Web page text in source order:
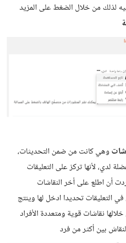
لذلك من خلال الضغط على المزيد
وهي كانت من ضمن التحديثات،
لدي، لأنها تركز على التعليقات
أن اطلع على أخر النقاشات
في التعليقات تحديدا ادخل لها وينتج
نقاشات قوية ومتعددة الأفراد
بين أكثر من فرد